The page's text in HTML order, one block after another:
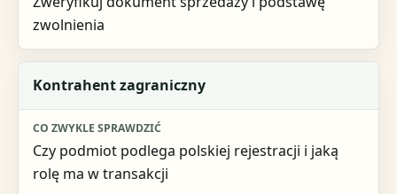
zwolnienia
Kontrahent zagraniczny
Czy podmiot podlega polskiej rejestracji i jaką
rolę ma w transakcji